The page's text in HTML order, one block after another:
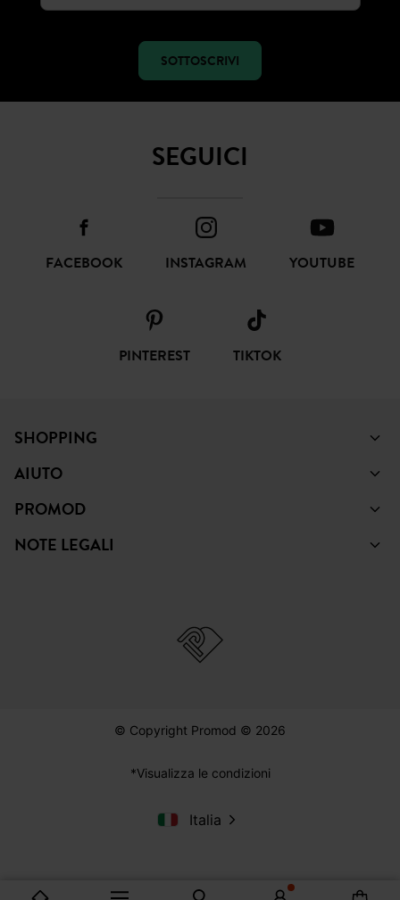
SOTTOSCRIVI
SEGUICI
FACEBOOK INSTAGRAM YOUTUBE
PINTEREST TIKTOK
SHOPPING
AIUTO
PROMOD
NOTE LEGALI
© Copyright Promod © 2026
*Visualizza le condizioni
Italia